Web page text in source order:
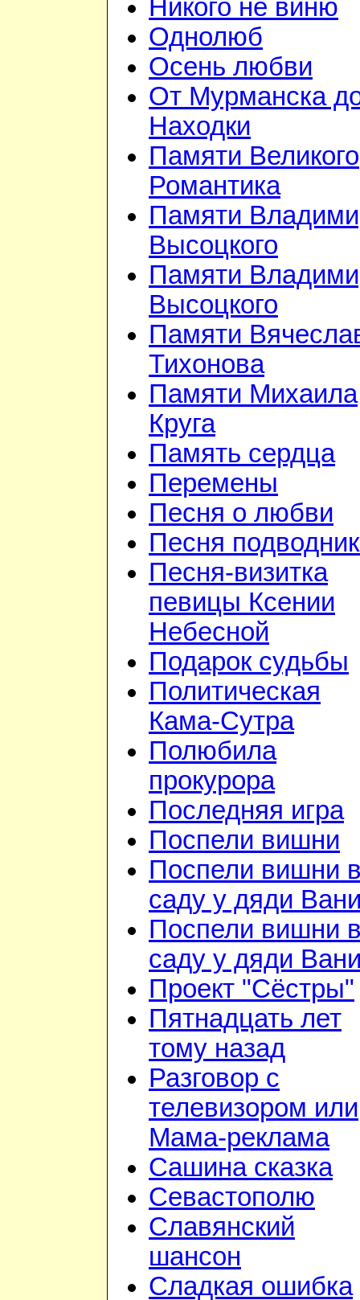
Никого не виню
Однолюб
Осень любви
От Мурманска
Находки
Памяти Великого
Романтика
Памяти
Высоцкого
Памяти
Высоцкого
Памяти
Тихонова
Памяти Михаила
Круга
Память сердца
Перемены
Песня о любви
Песня
Песня-визитка
певицы Ксении
Небесной
Подарок судьбы
Политическая
Кама-Сутра
Полюбила
прокурора
Последняя игра
Поспели вишни
Поспели вишни
саду у дяди
Поспели вишни
саду у дяди
Проект "Сёстры"
Пятнадцать лет
тому назад
Разговор с
телевизором или
Мама-реклама
Сашина сказка
Севастополю
Славянский
шансон
Сладкая ошибка